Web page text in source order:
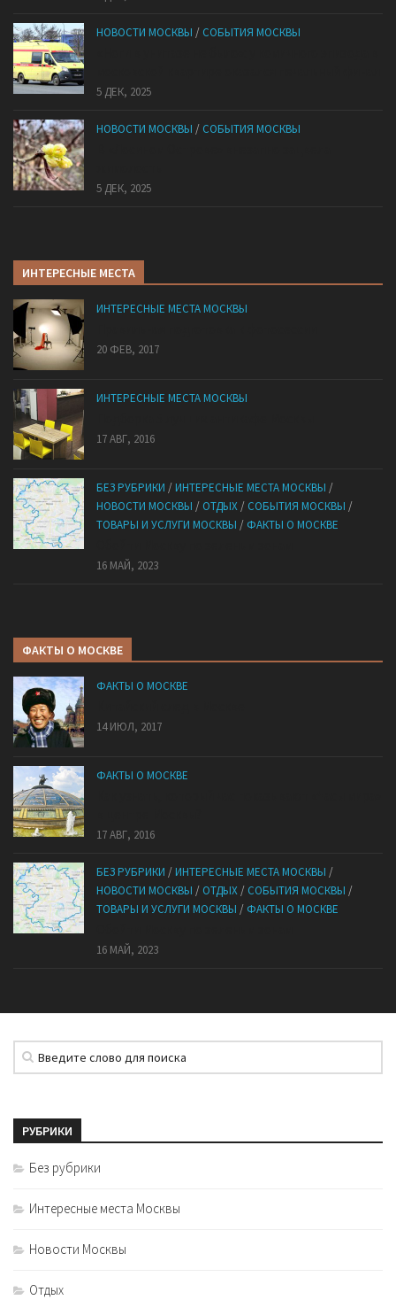
НОВОСТИ МОСКВЫ / СОБЫТИЯ МОСКВЫ
5 ДЕК, 2025
НОВОСТИ МОСКВЫ / СОБЫТИЯ МОСКВЫ
5 ДЕК, 2025
ИНТЕРЕСНЫЕ МЕСТА
ИНТЕРЕСНЫЕ МЕСТА МОСКВЫ
20 ФЕВ, 2017
ИНТЕРЕСНЫЕ МЕСТА МОСКВЫ
17 АВГ, 2016
БЕЗ РУБРИКИ /ИНТЕРЕСНЫЕ МЕСТА МОСКВЫ /
НОВОСТИ МОСКВЫ / ОТДЫХ / СОБЫТИЯ МОСКВЫ /
ТОВАРЫ И УСЛУГИ МОСКВЫ / ФАКТЫ О МОСКВЕ
16 МАЙ, 2023
ФАКТЫ О МОСКВЕ
ФАКТЫ О МОСКВЕ
14 ИЮЛ, 2017
ФАКТЫ О МОСКВЕ
17 АВГ, 2016
БЕЗ РУБРИКИ /ИНТЕРЕСНЫЕ МЕСТА МОСКВЫ /
НОВОСТИ МОСКВЫ / ОТДЫХ / СОБЫТИЯ МОСКВЫ /
ТОВАРЫ И УСЛУГИ МОСКВЫ / ФАКТЫ О МОСКВЕ
16 МАЙ, 2023
РУБРИКИ
Без рубрики
Интересные места Москвы
Новости Москвы
Отдых